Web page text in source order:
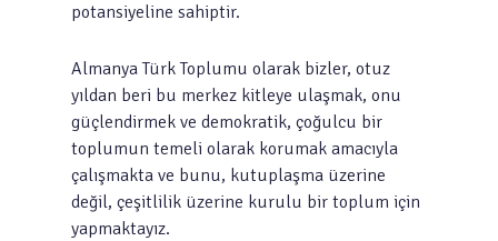
potansiyeline sahiptir.
Almanya Türk Toplumu olarak bizler, otuz
yıldan beri bu merkez kitleye ulaşmak, onu
güçlendirmek ve demokratik, çoğulcu bir
toplumun temeli olarak korumak amacıyla
çalışmakta ve bunu, kutuplaşma üzerine
değil, çeşitlilik üzerine kurulu bir toplum için
yapmaktayız.